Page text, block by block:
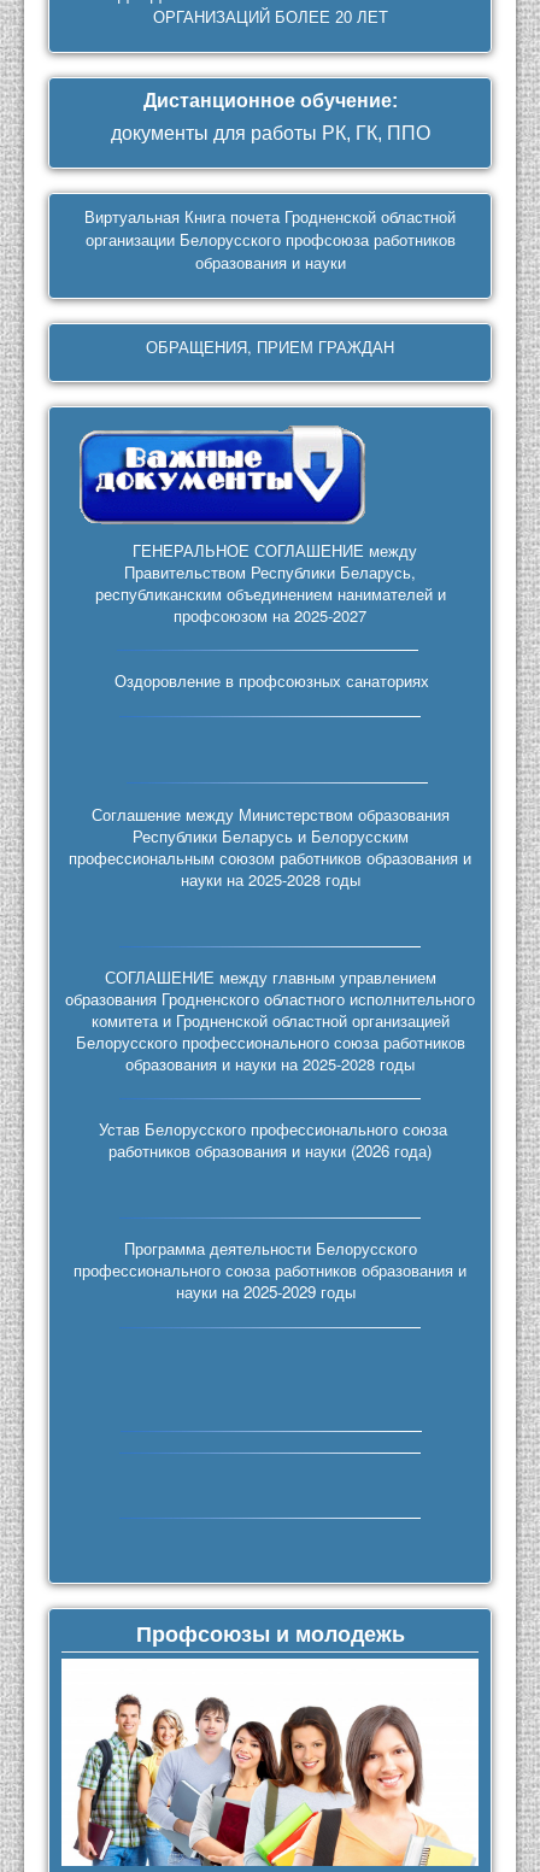
ОРГАНИЗАЦИЙ БОЛЕЕ 20 ЛЕТ
Дистанционное обучение:
документы для работы РК, ГК, ППО
Виртуальная Книга почета Гродненской областной
организации Белорусского профсоюза работников
образования и науки
ОБРАЩЕНИЯ, ПРИЕМ ГРАЖДАН
ГЕНЕРАЛЬНОЕ СОГЛАШЕНИЕ между
Правительством Республики Беларусь,
республиканским объединением нанимателей и
профсоюзом на 2025-2027
Оздоровление в профсоюзных санаториях
Соглашение между Министерством образования
Республики Беларусь и Белорусским
профессиональным союзом работников образования и
науки на 2025-2028 годы
СОГЛАШЕНИЕ между главным управлением
образования Гродненского областного исполнительного
комитета и Гродненской областной организацией
Белорусского профессионального союза работников
образования и науки на 2025-2028 годы
Устав Белорусского профессионального союза
работников образования и науки (2026 года)
Программа деятельности Белорусского
профессионального союза работников образования и
науки на 2025-2029 годы
Профсоюзы и молодежь